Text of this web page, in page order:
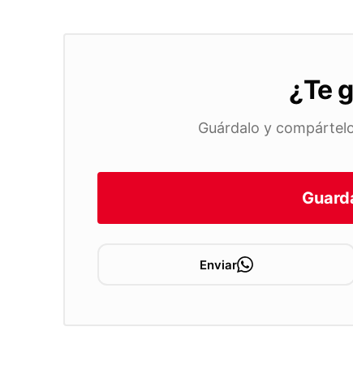
¿Te
Guárdalo y
Enviar